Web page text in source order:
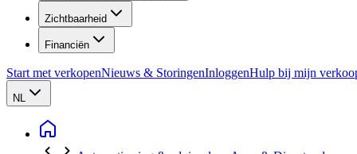
Zichtbaarheid
Financiën
Start met verkopenNieuws & StoringenInloggenHulp bij mijn
NL